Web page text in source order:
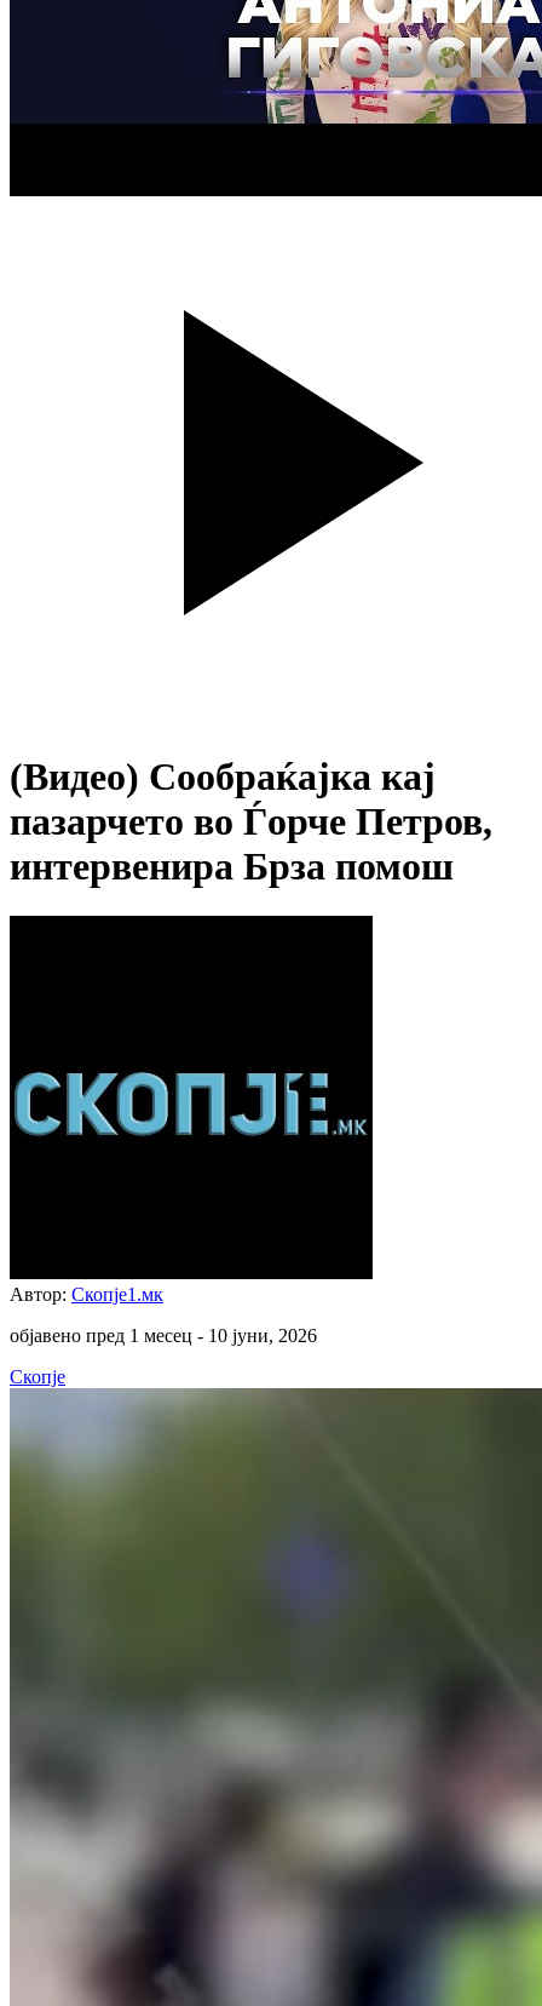
(Видео) Сообраќајка кај
пазарчето во Ѓорче Петров,
интервенира Брза помош
Автор: Скопје1.мк
објавено пред 1 месец - 10 јуни, 2026
Скопје